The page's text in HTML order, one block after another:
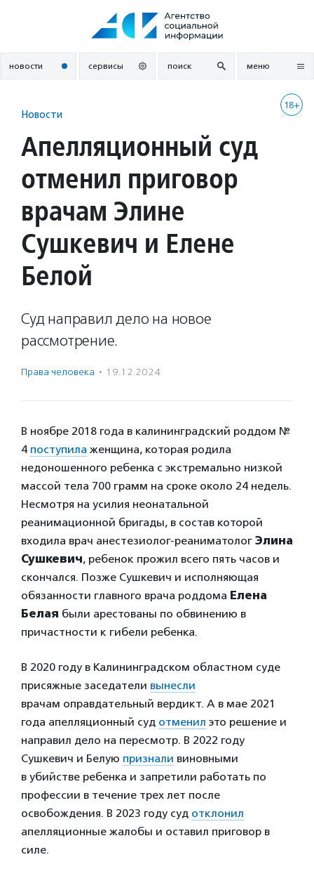
новости сервисы поиск меню
18+
Новости
Апелляционный суд
отменил приговор
врачам Элине
Сушкевич и Елене
Белой
Суд направил дело на новое
рассмотрение.
Права человека · 19.12.2024
В ноябре 2018 года в калининградский роддом №
4 поступила женщина, которая родила
недоношенного ребенка с экстремально низкой
массой тела 700 грамм на сроке около 24 недель.
Несмотря на усилия неонатальной
реанимационной бригады, в состав которой
входила врач анестезиолог-реаниматолог Элина
Сушкевич, ребенок прожил всего пять часов и
скончался. Позже Сушкевич и исполняющая
обязанности главного врача роддома Елена
Белая были арестованы по обвинению в
причастности к гибели ребенка.
В 2020 году в Калининградском областном суде
присяжные заседатели вынесли
врачам оправдательный вердикт. А в мае 2021
года апелляционный суд отменил это решение и
направил дело на пересмотр. В 2022 году
Сушкевич и Белую признали виновными
в убийстве ребенка и запретили работать по
профессии в течение трех лет после
освобождения. В 2023 году суд отклонил
апелляционные жалобы и оставил приговор в
силе.